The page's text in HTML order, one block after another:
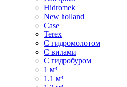
Hidromek
New holland
Case
Terex
С гидромолотом
С вилами
С гидробуром
1 м³
1.1 м³